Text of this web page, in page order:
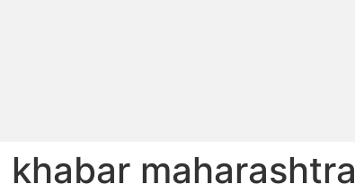
maharashtra